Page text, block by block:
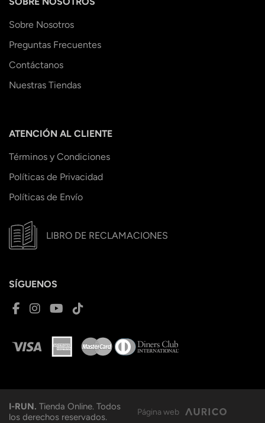
Sobre Nosotros
Preguntas Frecuentes
Contáctanos
Nuestras Tiendas
ATENCIÓN AL CLIENTE
Términos y Condiciones
Políticas de Privacidad
Políticas de Envío
LIBRO DE RECLAMACIONES
SÍGUENOS
I-RUN. Tienda Online. Todos
los derechos reservados.
Página web